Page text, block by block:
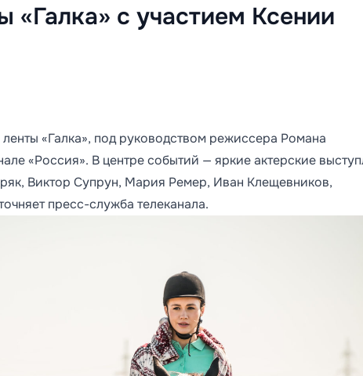
с участием Ксении
«Галка», под руководством режиссера Романа
«Россия». В центре событий — яркие актерские
Виктор Супрун, Мария Ремер, Иван Клещевников,
пресс-служба телеканала.